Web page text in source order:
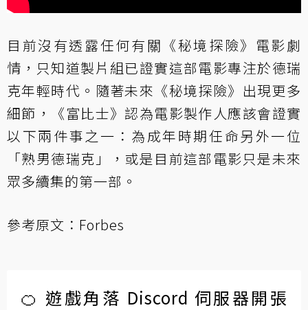
目前沒有透露任何有關《秘境探險》電影劇
情，只知道製片組已證實這部電影專注於德瑞
克年輕時代。隨著未來《秘境探險》出現更多
細節，《富比士》認為電影製作人應該會證實
以下兩件事之一：為成年時期任命另外一位
「熟男德瑞克」，或是目前這部電影只是未來
眾多續集的第一部。
參考原文： Forbes
🍊 遊戲角落 Discord 伺服器開張